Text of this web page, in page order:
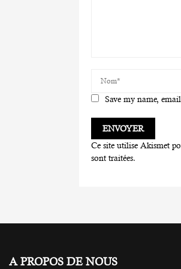
Save my name,
Ce site utilise Akismet
sont traitées.
A PROPOS DE NOUS